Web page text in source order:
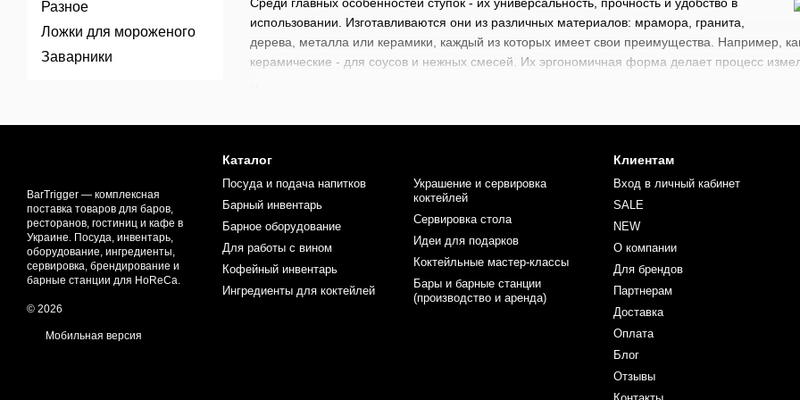
Среди главных особенностей ступок - их универсальность, прочность и удобство в
использовании. Изготавливаются они из различных материалов: мрамора, гранита,
дерева, металла или керамики, каждый из которых имеет свои преимущества. Например,
керамические - для соусов и нежных смесей. Их эргономичная форма делает процесс
профессиональный инвентарь для кухни и бара, но сохранили свою аутентичность и
Сегодня ступки находят широкое применение как в кулинарии, так и в барном деле. В них
максимальной выразительности вкуса. Ступка остается незаменимым инвентарем,
миксологии.
В нашем магазине доступен широкий выбор барного инвентаря, начиная от стрейнеров,
и
мешков и фильтров (SuperBag). Каждый найдет здесь что-то для себя под свои
Прокачивайте ваши профессиональные навыки вместе с инвентарем от BarTrigger.
Разное
Ложки для мороженого
Заварники
BarTrigger — комплексная
поставка товаров для баров,
ресторанов, гостиниц и кафе в
Украине. Посуда, инвентарь,
оборудование, ингредиенты,
сервировка, брендирование и
барные станции для HoReCa.
© 2026
Мобильная версия
Каталог
Посуда и подача напитков
Барный инвентарь
Барное оборудование
Для работы с вином
Кофейный инвентарь
Ингредиенты для коктейлей
Украшение и сервировка
коктейлей
Сервировка стола
Идеи для подарков
Коктейльные мастер-классы
Бары и барные станции
(производство и аренда)
Клиентам
Вход в личный кабинет
SALE
NEW
О компании
Для брендов
Партнерам
Доставка
Оплата
Блог
Отзывы